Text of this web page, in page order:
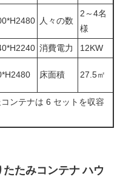
人々の数
2～4名
様
消費電力
12KW
床面積 27.5㎡
ンテナは 6 セットを収容
たみコンテナ ハウ